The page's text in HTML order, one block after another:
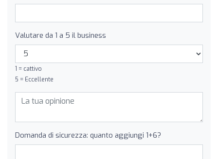
Valutare da 1 a 5 il business
1 = cattivo
5 = Eccellente
Domanda di sicurezza: quanto aggiungi 1+6?